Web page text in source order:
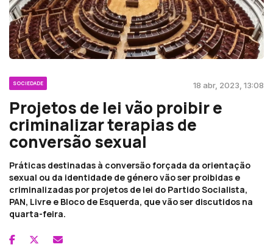
SOCIEDADE 18 abr, 2023, 13:08
Projetos de lei vão proibir e
criminalizar terapias de
conversão sexual
Práticas destinadas à conversão forçada da orientação
sexual ou da identidade de género vão ser proibidas e
criminalizadas por projetos de lei do Partido Socialista,
PAN, Livre e Bloco de Esquerda, que vão ser discutidos na
quarta-feira.